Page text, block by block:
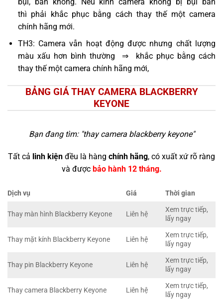
thì phải khắc phục bằng cách thay thế một camera
chính hãng mới.
TH3: Camera vẫn hoạt động được nhưng chất lượng
màu xấu hơn bình thường ⇒ khắc phục bằng cách
thay thế một camera chính hãng mới,
BẢNG GIÁ THAY CAMERA BLACKBERRY
KEYONE
Bạn đang tìm: "thay camera blackberry keyone"
Tất cả linh kiện đều là hàng chính hãng, có xuất xứ rõ ràng
và được bảo hành 12 tháng.
Dịch vụ Giá Thời gian
Thay màn hình Blackberry Keyone Liên hệ
Xem trực tiếp,
lấy ngay
Thay mặt kính Blackberry Keyone Liên hệ
Xem trực tiếp,
lấy ngay
Thay pin Blackberry Keyone Liên hệ
Xem trực tiếp,
lấy ngay
Thay camera Blackberry Keyone Liên hệ
Xem trực tiếp,
lấy ngay